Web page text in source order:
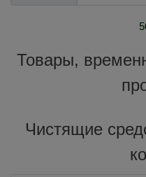
Товары,
Чистящие